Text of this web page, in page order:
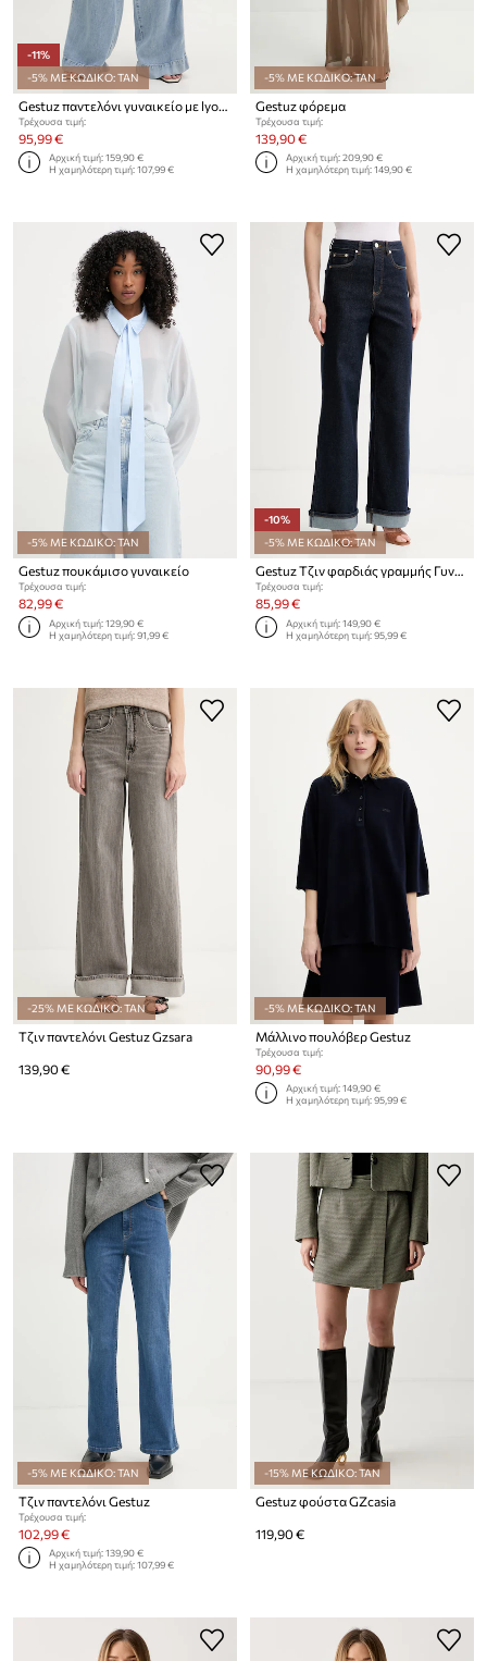
-11%
-5% ΜΕ ΚΩΔΙΚΟ: TAN
Gestuz παντελόνι γυναικείο με lyocell
Τρέχουσα τιμή:
95,99 €
Αρχική τιμή:159,90 €
Η χαμηλότερη τιμή:107,99 €
-5% ΜΕ ΚΩΔΙΚΟ: TAN
Gestuz φόρεμα
Τρέχουσα τιμή:
139,90 €
Αρχική τιμή:209,90 €
Η χαμηλότερη τιμή:149,90 €
-5% ΜΕ ΚΩΔΙΚΟ: TAN
Gestuz πουκάμισο γυναικείο
Τρέχουσα τιμή:
82,99 €
Αρχική τιμή:129,90 €
Η χαμηλότερη τιμή:91,99 €
-10%
-5% ΜΕ ΚΩΔΙΚΟ: TAN
Gestuz Τζιν φαρδιάς γραμμής Γυναικεία
Τρέχουσα τιμή:
85,99 €
Αρχική τιμή:149,90 €
Η χαμηλότερη τιμή:95,99 €
-25% ΜΕ ΚΩΔΙΚΟ: TAN
Τζιν παντελόνι Gestuz Gzsara
139,90 €
-5% ΜΕ ΚΩΔΙΚΟ: TAN
Μάλλινο πουλόβερ Gestuz
Τρέχουσα τιμή:
90,99 €
Αρχική τιμή:149,90 €
Η χαμηλότερη τιμή:95,99 €
-5% ΜΕ ΚΩΔΙΚΟ: TAN
Τζιν παντελόνι Gestuz
Τρέχουσα τιμή:
102,99 €
Αρχική τιμή:139,90 €
Η χαμηλότερη τιμή:107,99 €
-15% ΜΕ ΚΩΔΙΚΟ: TAN
Gestuz φούστα GZcasia
119,90 €